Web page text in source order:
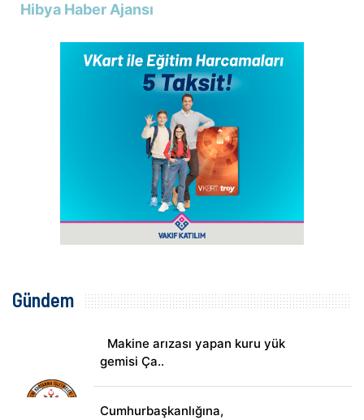
Hibya Haber Ajansı
Gündem
Makine arızası yapan kuru yük
gemisi Ça..
Cumhurbaşkanlığına,